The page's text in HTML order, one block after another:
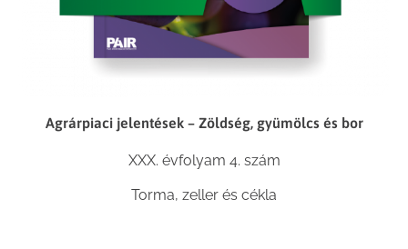
Agrárpiaci jelentések – Zöldség, gyümölcs és bor
XXX. évfolyam 4. szám
Torma, zeller és cékla